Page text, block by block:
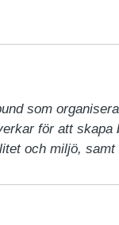
som
för att skapa
och miljö, samt